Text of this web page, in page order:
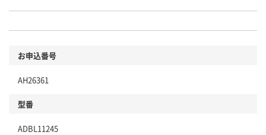
お申込番号
AH26361
型番
ADBL11245